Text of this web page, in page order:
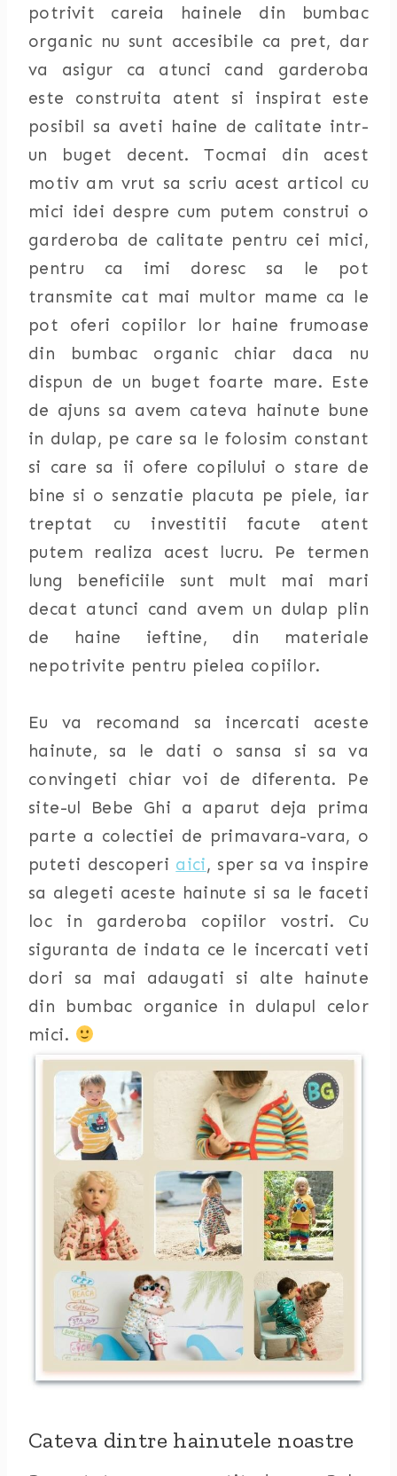
potrivit careia hainele din bumbac
organic nu sunt accesibile ca pret, dar
va asigur ca atunci cand garderoba
este construita atent si inspirat este
posibil sa aveti haine de calitate intr-
un buget decent. Tocmai din acest
motiv am vrut sa scriu acest articol cu
mici idei despre cum putem construi o
garderoba de calitate pentru cei mici,
pentru ca imi doresc sa le pot
transmite cat mai multor mame ca le
pot oferi copiilor lor haine frumoase
din bumbac organic chiar daca nu
dispun de un buget foarte mare. Este
de ajuns sa avem cateva hainute bune
in dulap, pe care sa le folosim constant
si care sa ii ofere copilului o stare de
bine si o senzatie placuta pe piele, iar
treptat cu investitii facute atent
putem realiza acest lucru. Pe termen
lung beneficiile sunt mult mai mari
decat atunci cand avem un dulap plin
de haine ieftine, din materiale
nepotrivite pentru pielea copiilor.
Eu va recomand sa incercati aceste
hainute, sa le dati o sansa si sa va
convingeti chiar voi de diferenta. Pe
site-ul Bebe Ghi a aparut deja prima
parte a colectiei de primavara-vara, o
puteti descoperi aici, sper sa va inspire
sa alegeti aceste hainute si sa le faceti
loc in garderoba copiilor vostri. Cu
siguranta de indata ce le incercati veti
dori sa mai adaugati si alte hainute
din bumbac organice in dulapul celor
mici.
Cateva dintre hainutele noastre